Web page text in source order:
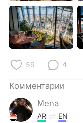
العربية
Deutsch
한국어
Indonesia
Türkçe
59 4
Комментарии
Mena
AR EN